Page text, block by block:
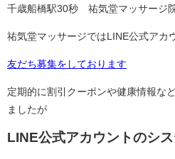
千歳船橋駅30秒 祐気堂マッサージ
祐気堂マッサージではLINE公式アカ
友だち募集をしております
定期的に割引クーポンや健康情報な
ましたが
LINE公式アカウントのシ